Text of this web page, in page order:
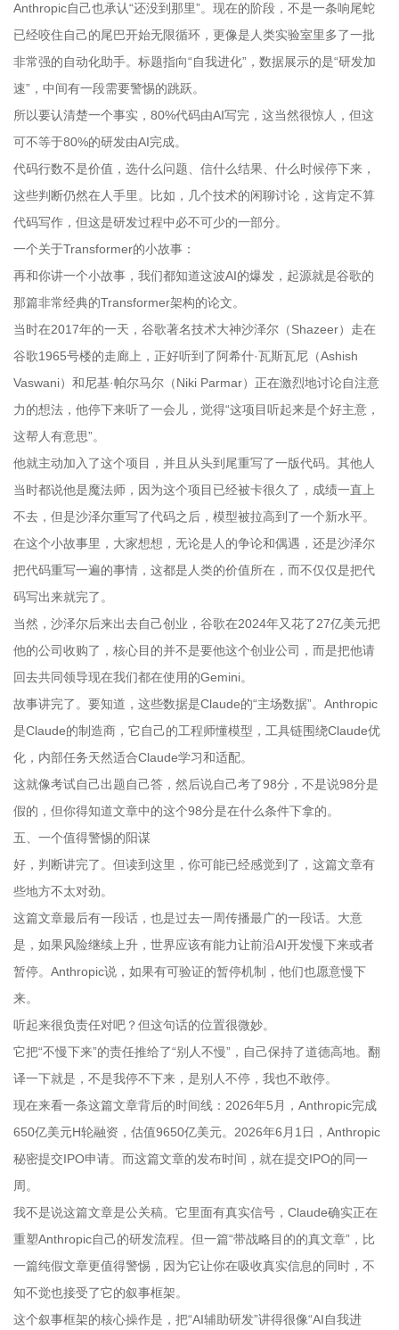
Anthropic自己也承认“还没到那里”。现在的阶段，不是一条响尾蛇
已经咬住自己的尾巴开始无限循环，更像是人类实验室里多了一批
非常强的自动化助手。标题指向“自我进化”，数据展示的是“研发加
速”，中间有一段需要警惕的跳跃。
所以要认清楚一个事实，80%代码由AI写完，这当然很惊人，但这
可不等于80%的研发由AI完成。
代码行数不是价值，选什么问题、信什么结果、什么时候停下来，
这些判断仍然在人手里。比如，几个技术的闲聊讨论，这肯定不算
代码写作，但这是研发过程中必不可少的一部分。
一个关于Transformer的小故事：
再和你讲一个小故事，我们都知道这波AI的爆发，起源就是谷歌的
那篇非常经典的Transformer架构的论文。
当时在2017年的一天，谷歌著名技术大神沙泽尔（Shazeer）走在
谷歌1965号楼的走廊上，正好听到了阿希什·瓦斯瓦尼（Ashish
Vaswani）和尼基·帕尔马尔（Niki Parmar）正在激烈地讨论自注意
力的想法，他停下来听了一会儿，觉得“这项目听起来是个好主意，
这帮人有意思”。
他就主动加入了这个项目，并且从头到尾重写了一版代码。其他人
当时都说他是魔法师，因为这个项目已经被卡很久了，成绩一直上
不去，但是沙泽尔重写了代码之后，模型被拉高到了一个新水平。
在这个小故事里，大家想想，无论是人的争论和偶遇，还是沙泽尔
把代码重写一遍的事情，这都是人类的价值所在，而不仅仅是把代
码写出来就完了。
当然，沙泽尔后来出去自己创业，谷歌在2024年又花了27亿美元把
他的公司收购了，核心目的并不是要他这个创业公司，而是把他请
回去共同领导现在我们都在使用的Gemini。
故事讲完了。要知道，这些数据是Claude的“主场数据”。Anthropic
是Claude的制造商，它自己的工程师懂模型，工具链围绕Claude优
化，内部任务天然适合Claude学习和适配。
这就像考试自己出题自己答，然后说自己考了98分，不是说98分是
假的，但你得知道文章中的这个98分是在什么条件下拿的。
五、一个值得警惕的阳谋
好，判断讲完了。但读到这里，你可能已经感觉到了，这篇文章有
些地方不太对劲。
这篇文章最后有一段话，也是过去一周传播最广的一段话。大意
是，如果风险继续上升，世界应该有能力让前沿AI开发慢下来或者
暂停。Anthropic说，如果有可验证的暂停机制，他们也愿意慢下
来。
听起来很负责任对吧？但这句话的位置很微妙。
它把“不慢下来”的责任推给了“别人不慢”，自己保持了道德高地。翻
译一下就是，不是我停不下来，是别人不停，我也不敢停。
现在来看一条这篇文章背后的时间线：2026年5月，Anthropic完成
650亿美元H轮融资，估值9650亿美元。2026年6月1日，Anthropic
秘密提交IPO申请。而这篇文章的发布时间，就在提交IPO的同一
周。
我不是说这篇文章是公关稿。它里面有真实信号，Claude确实正在
重塑Anthropic自己的研发流程。但一篇“带战略目的的真文章”，比
一篇纯假文章更值得警惕，因为它让你在吸收真实信息的同时，不
知不觉也接受了它的叙事框架。
这个叙事框架的核心操作是，把“AI辅助研发”讲得很像“AI自我进